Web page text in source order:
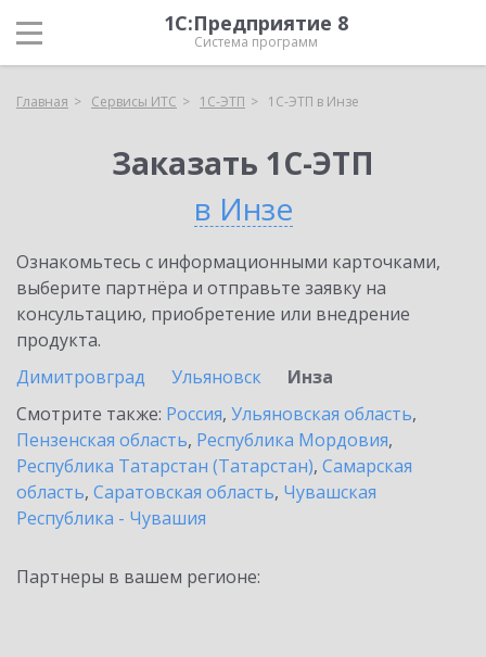
1С:Предприятие 8
Система программ
Главная Сервисы ИТС 1С-ЭТП 1С-ЭТП в Инзе
Заказать 1С-ЭТП
в Инзе
Ознакомьтесь с информационными карточками,
выберите партнёра и отправьте заявку на
консультацию, приобретение или внедрение
продукта.
Димитровград
Ульяновск
Инза
Смотрите также: Россия, Ульяновская область,
Пензенская область, Республика Мордовия,
Республика Татарстан (Татарстан), Самарская
область, Саратовская область, Чувашская
Республика - Чувашия
Партнеры в вашем регионе: